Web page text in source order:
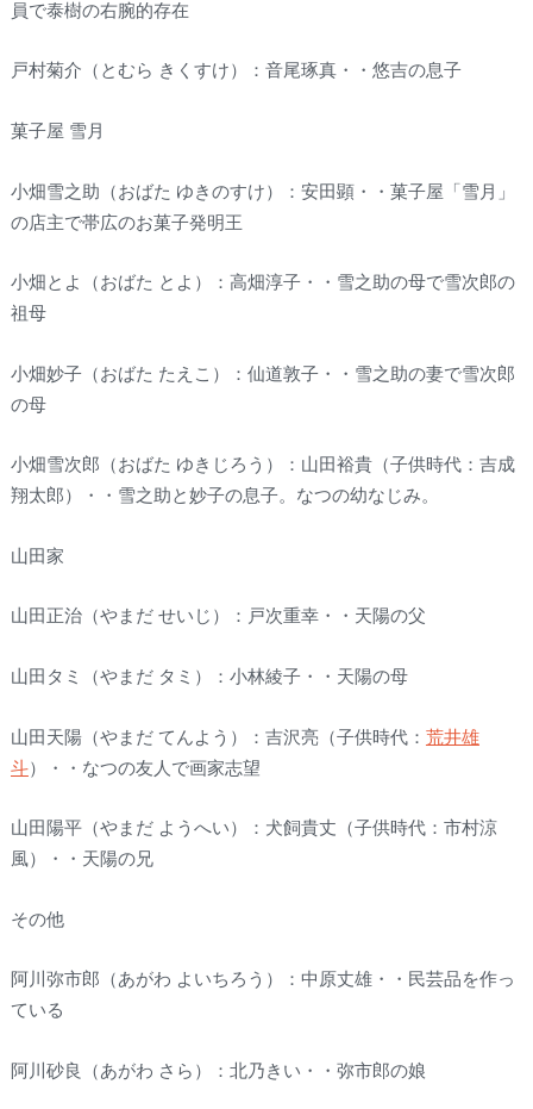
員で泰樹の右腕的存在
戸村菊介（とむら きくすけ）：音尾琢真・・悠吉の息子
菓子屋 雪月
小畑雪之助（おばた ゆきのすけ）：安田顕・・菓子屋「雪月」
の店主で帯広のお菓子発明王
小畑とよ（おばた とよ）：高畑淳子・・雪之助の母で雪次郎の
祖母
小畑妙子（おばた たえこ）：仙道敦子・・雪之助の妻で雪次郎
の母
小畑雪次郎（おばた ゆきじろう）：山田裕貴（子供時代：吉成
翔太郎）・・雪之助と妙子の息子。なつの幼なじみ。
山田家
山田正治（やまだ せいじ）：戸次重幸・・天陽の父
山田タミ（やまだ タミ）：小林綾子・・天陽の母
山田天陽（やまだ てんよう）：吉沢亮（子供時代： 荒井雄
斗）・・なつの友人で画家志望
山田陽平（やまだ ようへい）：犬飼貴丈（子供時代：市村涼
風）・・天陽の兄
その他
阿川弥市郎（あがわ よいちろう）：中原丈雄・・民芸品を作っ
ている
阿川砂良（あがわ さら）：北乃きい・・弥市郎の娘